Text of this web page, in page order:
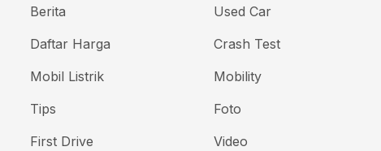
Berita
Daftar Harga
Mobil Listrik
Tips
First Drive
Used Car
Crash Test
Mobility
Foto
Video